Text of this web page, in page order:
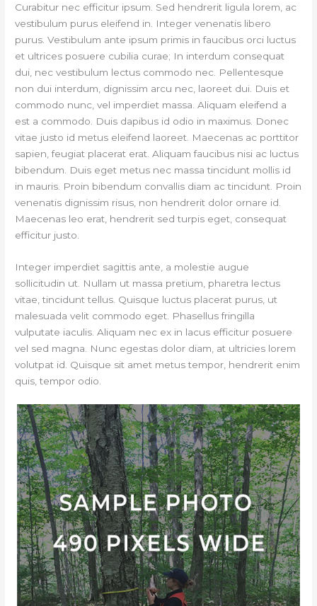
Curabitur nec efficitur ipsum. Sed hendrerit ligula lorem, ac
vestibulum purus eleifend in. Integer venenatis libero
purus. Vestibulum ante ipsum primis in faucibus orci luctus
et ultrices posuere cubilia curae; In interdum consequat
dui, nec vestibulum lectus commodo nec. Pellentesque
non dui interdum, dignissim arcu nec, laoreet dui. Duis et
commodo nunc, vel imperdiet massa. Aliquam eleifend a
est a commodo. Duis dapibus id odio in maximus. Donec
vitae justo id metus eleifend laoreet. Maecenas ac porttitor
sapien, feugiat placerat erat. Aliquam faucibus nisi ac luctus
bibendum. Duis eget metus nec massa tincidunt mollis id
in mauris. Proin bibendum convallis diam ac tincidunt. Proin
venenatis dignissim risus, non hendrerit dolor ornare id.
Maecenas leo erat, hendrerit sed turpis eget, consequat
efficitur justo.
Integer imperdiet sagittis ante, a molestie augue
sollicitudin ut. Nullam ut massa pretium, pharetra lectus
vitae, tincidunt tellus. Quisque luctus placerat purus, ut
malesuada velit commodo eget. Phasellus fringilla
vulputate iaculis. Aliquam nec ex in lacus efficitur posuere
vel sed magna. Nunc egestas dolor diam, at ultricies lorem
volutpat id. Quisque sit amet metus tempor, hendrerit enim
quis, tempor odio.